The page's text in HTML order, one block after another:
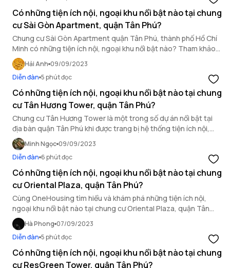
Có những tiện ích nội, ngoại khu nổi bật nào tại chung
cư Sài Gòn Apartment, quận Tân Phú?
Chung cư Sài Gòn Apartment quận Tân Phú, thành phố Hồ Chí
Minh có những tiện ích nội, ngoại khu nổi bật nào? Tham khảo
ngay sau đây!
Hải Anh 09/09/2023
Diễn đàn 5 phút đọc
Có những tiện ích nội, ngoại khu nổi bật nào tại chung
cư Tân Hương Tower, quận Tân Phú?
Chung cư Tân Hương Tower là một trong số dự án nổi bật tại
địa bàn quận Tân Phú khi được trang bị hệ thống tiện ích nội,
ngoại khu hiện đại. Trong bài viết dưới đây, hãy cùng
OneHousing khám phá chuỗi tiện ích nội, ngoại khu của dự án
này.
Minh Ngọc 09/09/2023
Diễn đàn 6 phút đọc
Có những tiện ích nội, ngoại khu nổi bật nào tại chung
cư Oriental Plaza, quận Tân Phú?
Cùng OneHousing tìm hiểu và khám phá những tiện ích nội,
ngoại khu nổi bật nào tại chung cư Oriental Plaza, quận Tân
Phú qua bài chia sẻ dưới đây.
Hà Phong 07/09/2023
Diễn đàn 5 phút đọc
Có những tiện ích nội, ngoại khu nổi bật nào tại chung
cư ResGreen Tower, quận Tân Phú?